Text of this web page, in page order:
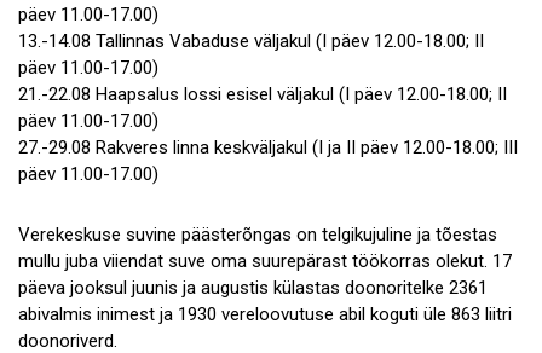
päev 11.00-17.00)
13.-14.08 Tallinnas Vabaduse väljakul (I päev 12.00-18.00; II
päev 11.00-17.00)
21.-22.08 Haapsalus lossi esisel väljakul (I päev 12.00-18.00; II
päev 11.00-17.00)
27.-29.08 Rakveres linna keskväljakul (I ja II päev 12.00-18.00; III
päev 11.00-17.00)
Verekeskuse suvine päästerõngas on telgikujuline ja tõestas
mullu juba viiendat suve oma suurepärast töökorras olekut. 17
päeva jooksul juunis ja augustis külastas doonoritelke 2361
abivalmis inimest ja 1930 vereloovutuse abil koguti üle 863 liitri
doonoriverd.